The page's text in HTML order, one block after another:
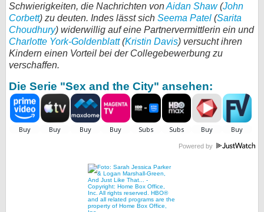
Schwierigkeiten, die Nachrichten vonAidan Shaw(John
Corbett) zu deuten. Indes lässt sich Seema Patel (Sarita
Choudhury) widerwillig auf eine Partnervermittlerin ein und
Charlotte York-Goldenblatt(Kristin Davis) versucht ihren
Kindern einen Vorteil bei der Collegebewerbung zu
verschaffen.
Die Serie "Sex and the City" ansehen:
Powered by
Forum
bei X
Kontakt
Nutzungsbedingungen
Cookie-Einstellungen
Impressum